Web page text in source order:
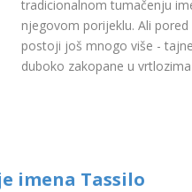
tradicionalnom tumačenju
njegovom porijeklu. Ali
postoji još mnogo više -
duboko zakopane u
imena Tassilo